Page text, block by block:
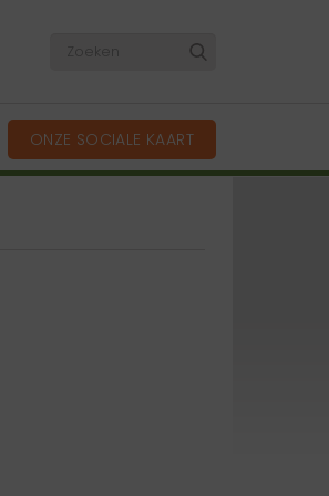
ONZE SOCIALE KAART